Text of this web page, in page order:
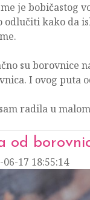
je bobičastog
odlučiti kako da
su borovnice
I ovog puta
radila u
od
06-17 18:55:14